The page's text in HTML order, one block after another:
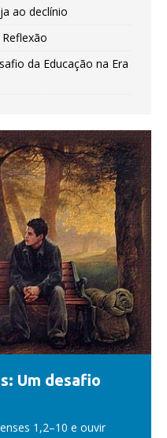
ao declínio
da Educação na Era
Um desafio
1,2–10 e ouvir